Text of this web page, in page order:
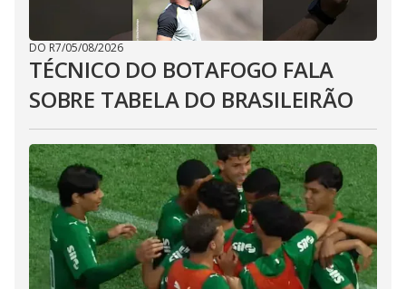
DO R7/05/08/2026
TÉCNICO DO BOTAFOGO FALA
SOBRE TABELA DO BRASILEIRÃO